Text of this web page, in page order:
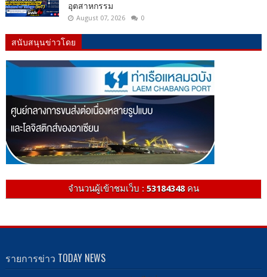
อุตสาหกรรม
August 07, 2026 0
สนับสนุนข่าวโดย
จำนวนผู้เข้าชมเว็บ : 53184348คน
รายการข่าว TODAY NEWS